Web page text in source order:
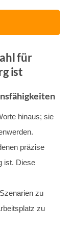
für
ist
hinaus; sie
präzise
ist. Diese
zu
zu